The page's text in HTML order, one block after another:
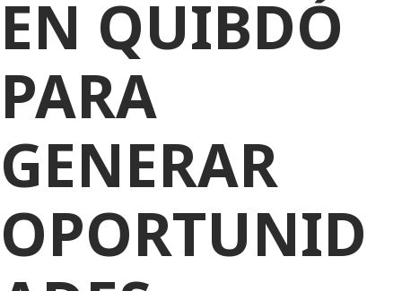
EN QUIBDÓ
PARA
GENERAR
OPORTUNID